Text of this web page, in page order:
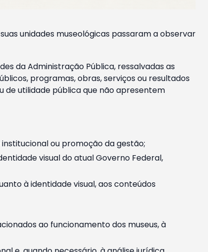
unidades museológicas passaram a observar
da Administração Pública, ressalvadas as
programas, obras, serviços ou resultados
de utilidade pública que não apresentem
ou promoção da gestão;
visual do atual Governo Federal,
à identidade visual, aos conteúdos
ao funcionamento dos museus, à